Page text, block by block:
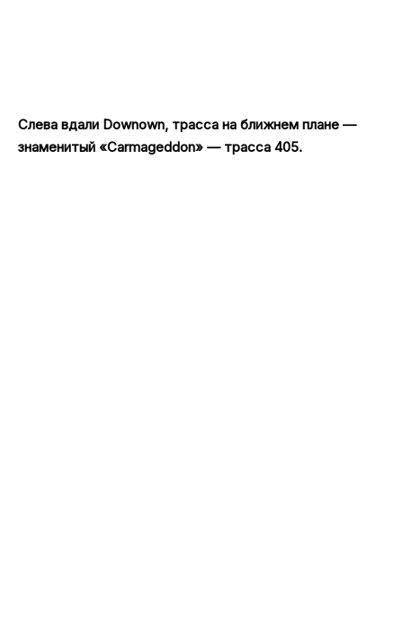
Слева вдали Downown, трасса на ближнем плане —
знаменитый «Carmageddon» — трасса 405.